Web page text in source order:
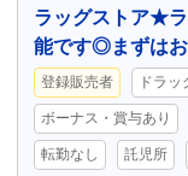
ラッグストア★
能です◎まずはお
登録販売者 ドラ
ボーナス・賞与あり
転勤なし 託児所